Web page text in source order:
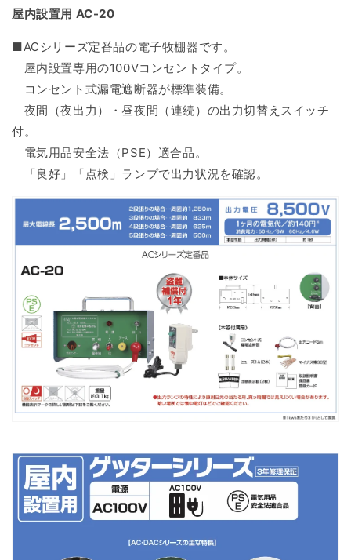
屋内設置用 AC-20
■ACシリーズ定番品の電子牧棚器です。
屋内設置専用の100Vコンセントタイプ。
コンセント式漏電遮断器が標準装備。
夜間（夜出力）・昼夜間（連続）の出力切替えスイッチ
付。
電気用品安全法（PSE）適合品。
「良好」「点検」ランプで出力状況を確認。